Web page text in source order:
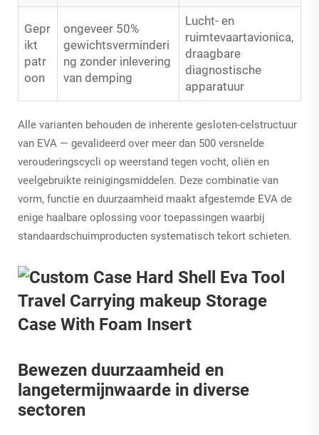
Gepr
ikt
patr
oon
ongeveer 50%
gewichtsverminderi
ng zonder inlevering
van demping
Lucht- en
ruimtevaartavionica,
draagbare
diagnostische
apparatuur
Alle varianten behouden de inherente gesloten-celstructuur
van EVA — gevalideerd over meer dan 500 versnelde
verouderingscycli op weerstand tegen vocht, oliën en
veelgebruikte reinigingsmiddelen. Deze combinatie van
vorm, functie en duurzaamheid maakt afgestemde EVA de
enige haalbare oplossing voor toepassingen waarbij
standaardschuimproducten systematisch tekort schieten.
Bewezen duurzaamheid en
langetermijnwaarde in diverse
sectoren